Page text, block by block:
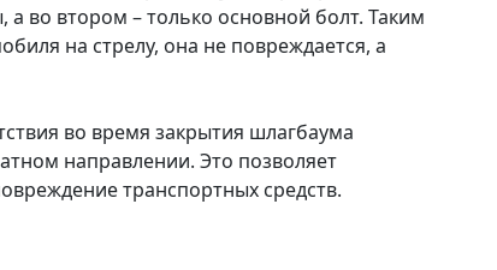
во втором – только основной болт. Таким
на стрелу, она не повреждается, а
во время закрытия шлагбаума
направлении. Это позволяет
транспортных средств.